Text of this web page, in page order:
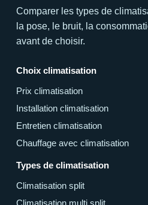
Comparer les types de
la pose, le bruit, la
avant de choisir.
Choix climatisation
Prix climatisation
Installation climatisation
Entretien climatisation
Chauffage avec climatisation
Types de climatisation
Climatisation split
Climatisation multi split